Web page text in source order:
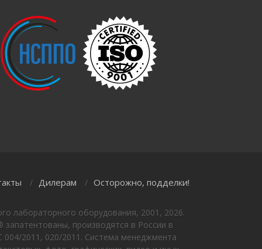
/ Дилерам / Осторожно, подделки!
лабораторного оборудования, 2001, 2026.
производятся в России в
2011, 020/2011. Система менеджмента